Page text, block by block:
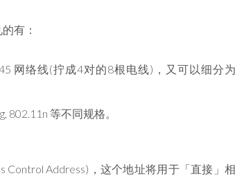
有：
网络线(拧成4对的8根电线)，又可以细分
802.11n 等不同规格。
Control Address)，这个地址将用于「直接」